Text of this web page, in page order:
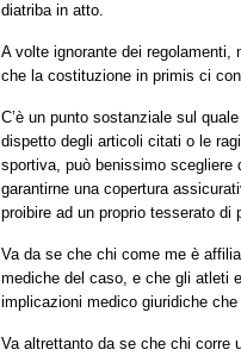
diatriba in atto.
A volte ignorante dei regolamenti,
che la costituzione in primis ci
C’è un punto sostanziale sul
dispetto degli articoli citati o le
sportiva, può benissimo scegliere
garantirne una copertura
proibire ad un proprio tesserato di
Va da se che chi come me è
mediche del caso, e che gli atleti
implicazioni medico giuridiche che
Va altrettanto da se che chi corre